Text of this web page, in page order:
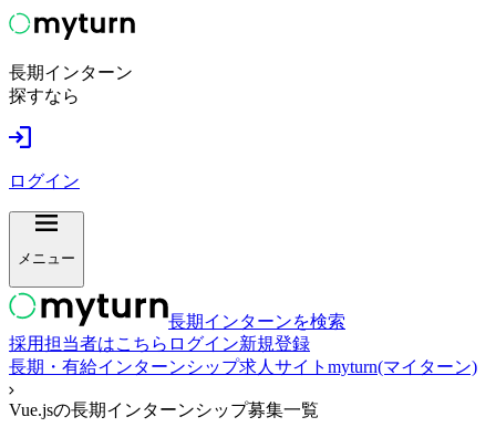
長期インターン
探すなら
ログイン
メニュー
長期インターンを検索
採用担当者はこちら ログイン新規登録
長期・有給インターンシップ求人サイトmyturn(マイターン)
Vue.jsの長期インターンシップ募集一覧